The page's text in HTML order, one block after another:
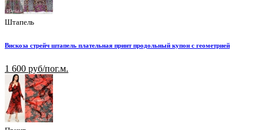
Штапель
Вискоза стрейч штапель плательная принт продольный купон с геометрией
1 600 руб/пог.м.